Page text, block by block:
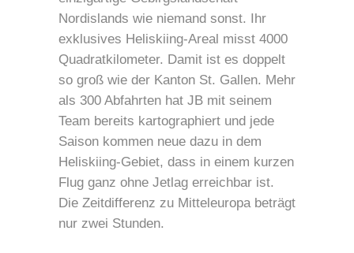
Nordislands wie niemand sonst. Ihr
exklusives Heliskiing-Areal misst 4000
Quadratkilometer. Damit ist es doppelt
so groß wie der Kanton St. Gallen. Mehr
als 300 Abfahrten hat JB mit seinem
Team bereits kartographiert und jede
Saison kommen neue dazu in dem
Heliskiing-Gebiet, dass in einem kurzen
Flug ganz ohne Jetlag erreichbar ist.
Die Zeitdifferenz zu Mitteleuropa beträgt
nur zwei Stunden.